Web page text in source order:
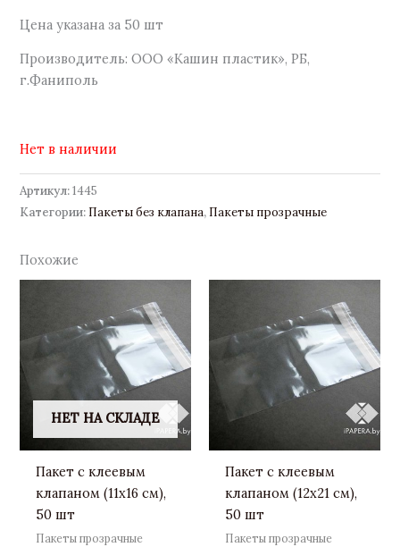
Цена указана за 50 шт
Производитель: ООО «Кашин пластик», РБ,
г.Фаниполь
Нет в наличии
Артикул:1445
Категории:Пакеты без клапана,Пакеты прозрачные
Похожие
НЕТ НА СКЛАДЕ
Пакет с клеевым
клапаном (11х16 см),
50 шт
Пакеты прозрачные
Пакет с клеевым
клапаном (12х21 см),
50 шт
Пакеты прозрачные